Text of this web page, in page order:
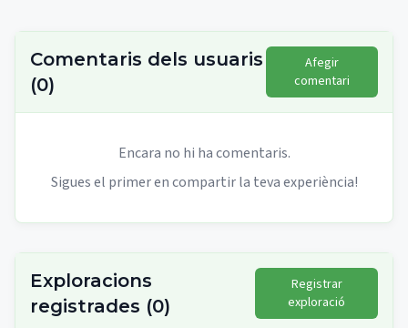
Comentaris dels usuaris
(0)
Afegir
comentari
Encara no hi ha comentaris.
Sigues el primer en compartir la teva experiència!
Exploracions
registrades (0)
Registrar
exploració